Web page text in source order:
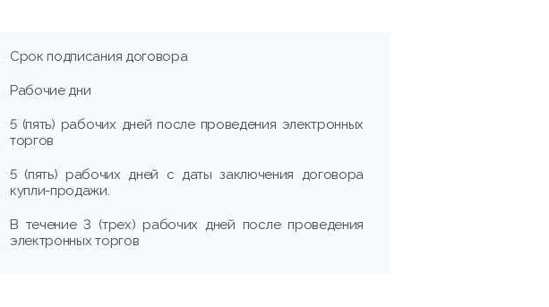
Срок подписания договора
Рабочие дни
5 (пять) рабочих дней после проведения электронных
торгов
5 (пять) рабочих дней с даты заключения договора
купли-продажи.
В течение 3 (трех) рабочих дней после проведения
электронных торгов